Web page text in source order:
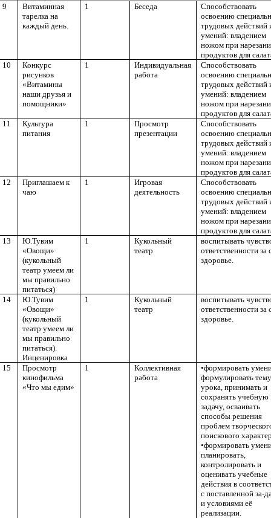
9
Витаминная
тарелка на
каждый день.
1 Беседа
Способствовать
освоению
трудовых действий
умений: владением
ножом при
продуктов для
10
Конкурс
рисунков
«Витамины
наши друзья и
помощники»
1
Индивидуальная
работа
Способствовать
освоению
трудовых действий
умений: владением
ножом при
продуктов для
11
Культура
питания
1
Просмотр
презентации
Способствовать
освоению
трудовых действий
умений: владением
ножом при
продуктов для
12
Приглашаем к
чаю
1
Игровая
деятельность
Способствовать
освоению
трудовых действий
умений: владением
ножом при
продуктов для
13
Ю.Тувим
«Овощи»
(кукольный
театр умеем ли
мы правильно
питаться)
1
Кукольный
театр
воспитывать
ответственности за
здоровье.
14
Ю.Тувим
«Овощи»
(кукольный
театр умеем ли
мы правильно
питаться).
Инценировка
1
Кукольный
театр
воспитывать
ответственности за
здоровье.
15
Просмотр
кинофильма
«Что мы едим»
1
Коллективная
работа
•формировать
формулировать
урока, принимать и
сохранять учебную
задачу, осваивать
способы решения
проблем
поискового
•формировать
планировать,
контролировать и
оценивать учебные
действия в
с поставленной за-
и условиями её
реализации.